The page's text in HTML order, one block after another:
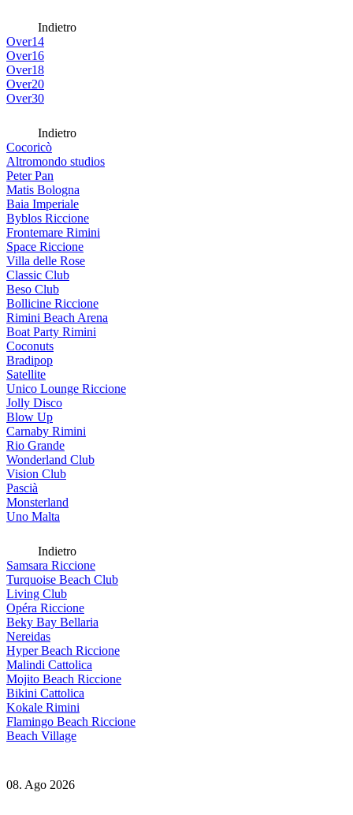
Indietro
Over14
Over16
Over18
Over20
Over30
Indietro
Cocoricò
Altromondo studios
Peter Pan
Matis Bologna
Baia Imperiale
Byblos Riccione
Frontemare Rimini
Space Riccione
Villa delle Rose
Classic Club
Beso Club
Bollicine Riccione
Rimini Beach Arena
Boat Party Rimini
Coconuts
Bradipop
Satellite
Unico Lounge Riccione
Jolly Disco
Blow Up
Carnaby Rimini
Rio Grande
Wonderland Club
Vision Club
Pascià
Monsterland
Uno Malta
Indietro
Samsara Riccione
Turquoise Beach Club
Living Club
Opéra Riccione
Beky Bay Bellaria
Nereidas
Hyper Beach Riccione
Malindi Cattolica
Mojito Beach Riccione
Bikini Cattolica
Kokale Rimini
Flamingo Beach Riccione
Beach Village
08. Ago 2026